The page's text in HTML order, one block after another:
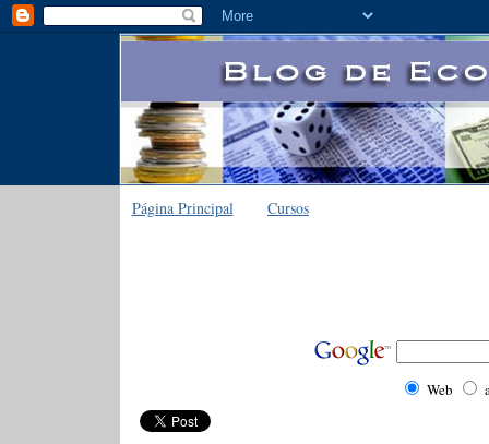
Página Principal Cursos
Web